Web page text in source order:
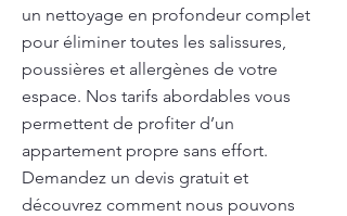
un nettoyage en profondeur complet
pour éliminer toutes les salissures,
poussières et allergènes de votre
espace. Nos tarifs abordables vous
permettent de profiter d’un
appartement propre sans effort.
Demandez un devis gratuit et
découvrez comment nous pouvons